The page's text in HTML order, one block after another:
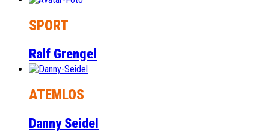
SPORT
Ralf Grengel
ATEMLOS
Danny Seidel